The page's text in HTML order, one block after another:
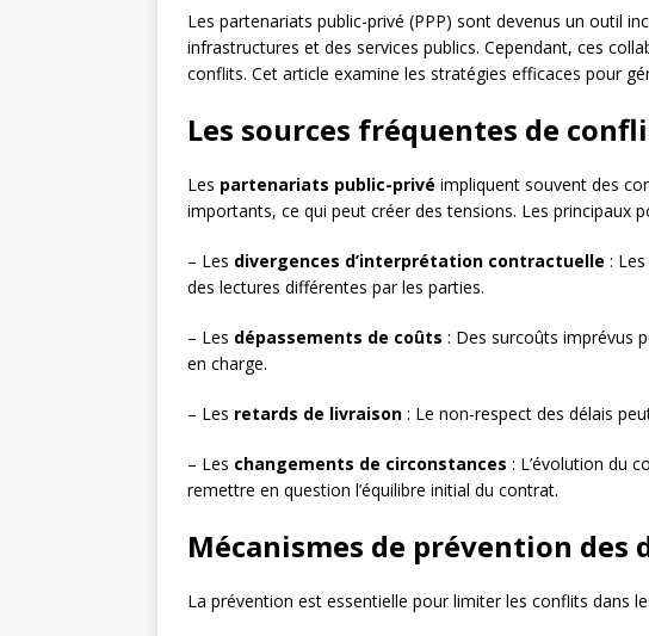
Les partenariats public-privé (PPP) sont devenus un outil
infrastructures et des services publics. Cependant, ces
conflits. Cet article examine les stratégies efficaces pour
Les sources fréquentes de
Les partenariats public-privé impliquent souvent des
importants, ce qui peut créer des tensions. Les principaux
– Les divergences d’interprétation contractuelle :
des lectures différentes par les parties.
– Les dépassements de coûts : Des surcoûts imprévus
en charge.
– Les retards de livraison : Le non-respect des délais
– Les changements de circonstances : L’évolution du
remettre en question l’équilibre initial du contrat.
Mécanismes de prévention des
La prévention est essentielle pour limiter les conflits dans